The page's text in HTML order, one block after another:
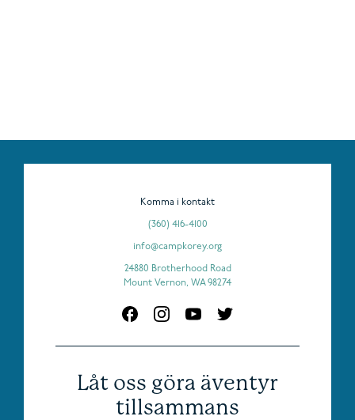
Låt oss göra äventyr
tillsammans
Komma i kontakt
(360) 416-4100
info@campkorey.org
24880 Brotherhood Road
Mount Vernon, WA 98274